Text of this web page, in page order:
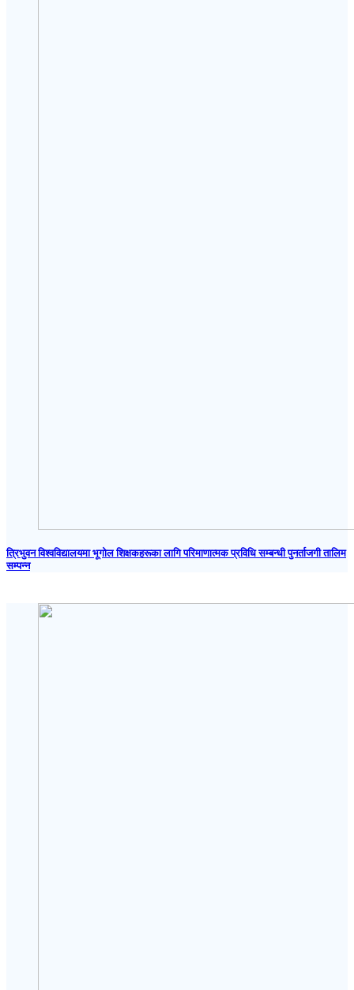
त्रिभुवन विश्वविद्यालयमा भूगोल शिक्षकहरूका लागि परिमाणात्मक प्रविधि सम्बन्धी पुनर्ताजगी तालिम
सम्पन्न